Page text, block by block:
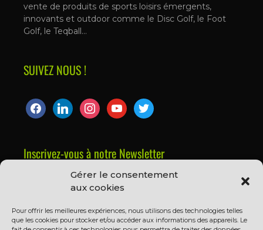
Gérer le consentement
aux cookies
Pour offrir les meilleures expériences, nous utilisons des technologies telles
que les cookies pour stocker et/ou accéder aux informations des appareils. Le
vente de produits de sports loisirs émergents,
innovants et outdoor comme le Disc Golf, le Foot
Golf, le Teqball…
SUIVEZ NOUS !
Inscrivez-vous à notre Newsletter
Prénom ou nom complet
Email